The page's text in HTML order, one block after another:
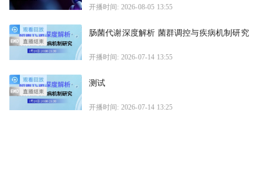
开播时间: 2026-08-05 13:55
肠菌代谢深度解析 菌群调控与疾病机制研究
开播时间: 2026-07-14 13:55
测试
开播时间: 2026-07-14 13:25